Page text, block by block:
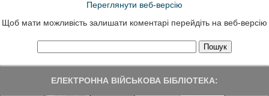
Переглянути веб-версію
Щоб мати можливість залишати коментарі перейдіть на веб-версію
ЕЛЕКТРОННА ВІЙСЬКОВА БІБЛІОТЕКА: